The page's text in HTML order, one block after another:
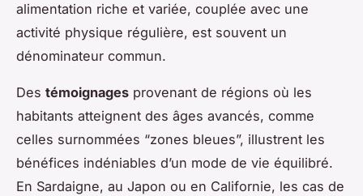
alimentation riche et variée, couplée avec une
activité physique régulière, est souvent un
dénominateur commun.
Des témoignages provenant de régions où les
habitants atteignent des âges avancés, comme
celles surnommées “zones bleues”, illustrent les
bénéfices indéniables d’un mode de vie équilibré.
En Sardaigne, au Japon ou en Californie, les cas de